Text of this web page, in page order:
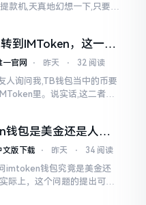
款机,天真地幻想一下,只要把
到IMToken，这一步
官网 ⋅ 昨天 ⋅ 32 阅读
人询问我,TB钱包当中的币要
里。说实话,这二者皆
钱包是美金还是人民
它是个“多面手”
版下载 ⋅ 昨天 ⋅ 34 阅读
imtoken钱包究竟是美金还
际上，这个问题的提出可谓